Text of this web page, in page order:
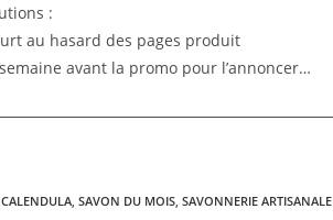
:
au hasard des pages produit
avant la promo pour l’annoncer…
, SAVON DU MOIS, SAVONNERIE ARTISANALE